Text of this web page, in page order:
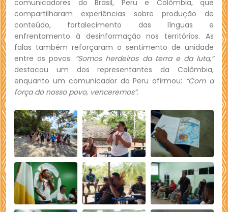
comunicadores do Brasil, Peru e Colômbia, que
compartilharam experiências sobre produção de
conteúdo, fortalecimento das línguas e
enfrentamento à desinformação nos territórios. As
falas também reforçaram o sentimento de unidade
entre os povos: “Somos herdeiros da terra e da luta,”
destacou um dos representantes da Colômbia,
enquanto um comunicador do Peru afirmou: “Com a
força do nosso povo, venceremos”.